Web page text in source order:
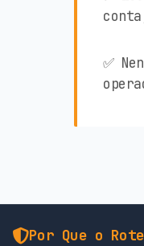
✅
Por Que o